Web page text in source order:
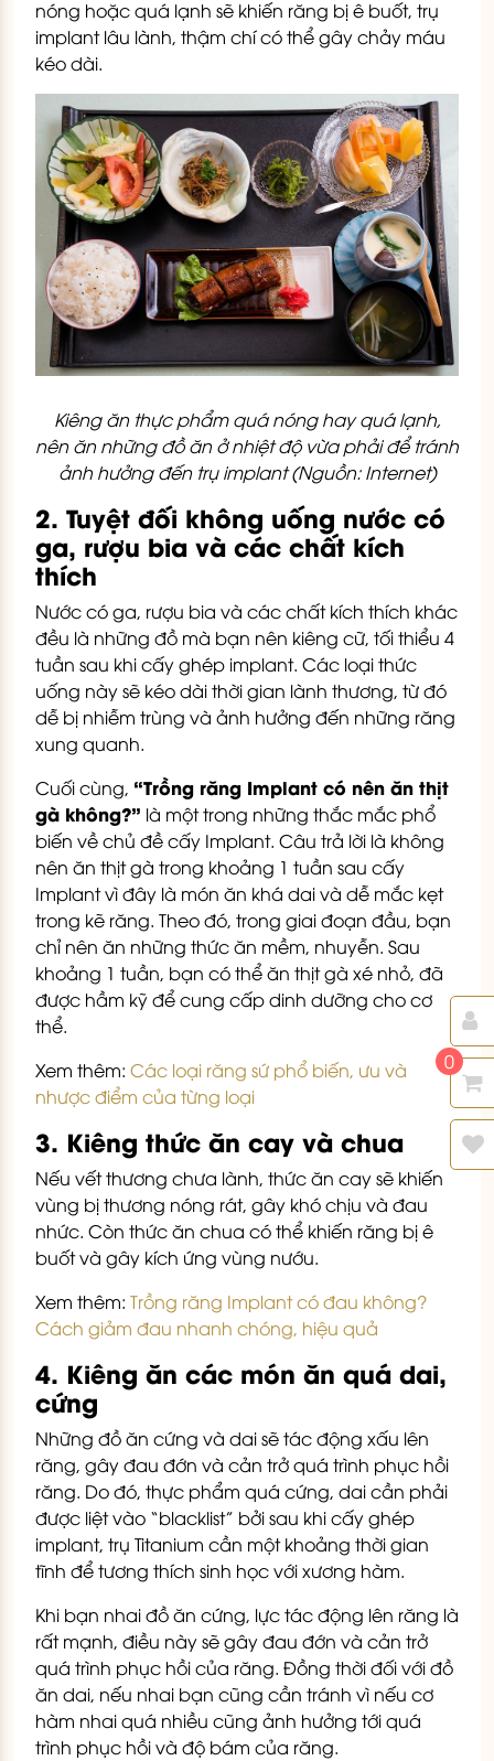
0
nóng hoặc quá lạnh sẽ khiến răng bị ê buốt, trụ
implant lâu lành, thậm chí có thể gây chảy máu
kéo dài.
Kiêng ăn thực phẩm quá nóng hay quá lạnh,
nên ăn những đồ ăn ở nhiệt độ vừa phải để tránh
ảnh hưởng đến trụ implant (Nguồn: Internet)
2. Tuyệt đối không uống nước có
ga, rượu bia và các chất kích
thích
Nước có ga, rượu bia và các chất kích thích khác
đều là những đồ mà bạn nên kiêng cữ, tối thiểu 4
tuần sau khi cấy ghép implant. Các loại thức
uống này sẽ kéo dài thời gian lành thương, từ đó
dễ bị nhiễm trùng và ảnh hưởng đến những răng
xung quanh.
Cuối cùng, “Trồng răng Implant có nên ăn thịt
gà không?” là một trong những thắc mắc phổ
biến về chủ đề cấy Implant. Câu trả lời là không
nên ăn thịt gà trong khoảng 1 tuần sau cấy
Implant vì đây là món ăn khá dai và dễ mắc kẹt
trong kẽ răng. Theo đó, trong giai đoạn đầu, bạn
chỉ nên ăn những thức ăn mềm, nhuyễn. Sau
khoảng 1 tuần, bạn có thể ăn thịt gà xé nhỏ, đã
được hầm kỹ để cung cấp dinh dưỡng cho cơ
thể.
Xem thêm: Các loại răng sứ phổ biến, ưu và
nhược điểm của từng loại
3. Kiêng thức ăn cay và chua
Nếu vết thương chưa lành, thức ăn cay sẽ khiến
vùng bị thương nóng rát, gây khó chịu và đau
nhức. Còn thức ăn chua có thể khiến răng bị ê
buốt và gây kích ứng vùng nướu.
Xem thêm: Trồng răng Implant có đau không?
Cách giảm đau nhanh chóng, hiệu quả
4. Kiêng ăn các món ăn quá dai,
cứng
Những đồ ăn cứng và dai sẽ tác động xấu lên
răng, gây đau đớn và cản trở quá trình phục hồi
răng. Do đó, thực phẩm quá cứng, dai cần phải
được liệt vào “blacklist” bởi sau khi cấy ghép
implant, trụ Titanium cần một khoảng thời gian
tĩnh để tương thích sinh học với xương hàm.
Khi bạn nhai đồ ăn cứng, lực tác động lên răng là
rất mạnh, điều này sẽ gây đau đớn và cản trở
quá trình phục hồi của răng. Đồng thời đối với đồ
ăn dai, nếu nhai bạn cũng cần tránh vì nếu cơ
hàm nhai quá nhiều cũng ảnh hưởng tới quá
trình phục hồi và độ bám của răng.